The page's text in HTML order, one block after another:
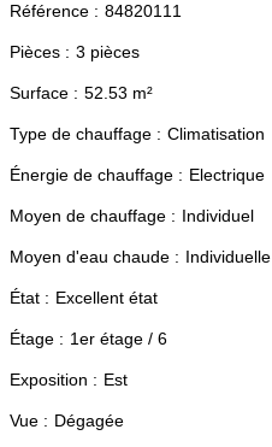
Référence 84820111
Pièces 3 pièces
Surface 52.53 m²
Type de chauffage Climatisation
Énergie de chauffage Electrique
Moyen de chauffage Individuel
Moyen d'eau chaude Individuelle
État Excellent état
Étage 1er étage / 6
Exposition Est
Vue Dégagée